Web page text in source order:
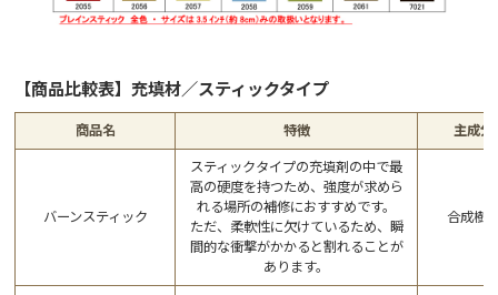
【商品比較表】充填材／スティックタイプ
商品名 特徴 主成分
バーンスティック
スティックタイプの充填剤の中で最
高の硬度を持つため、強度が求めら
れる場所の補修におすすめです。
ただ、柔軟性に欠けているため、瞬
間的な衝撃がかかると割れることが
あります。
合成樹